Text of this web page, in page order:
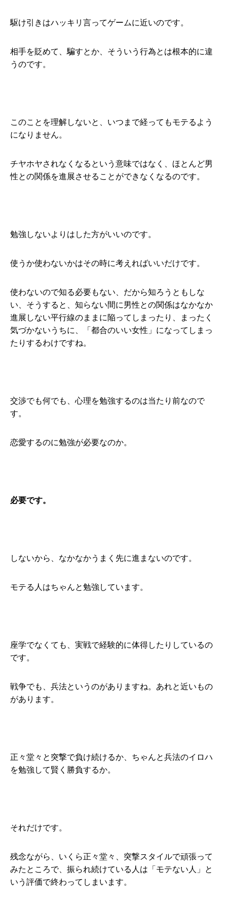
駆け引きはハッキリ言ってゲームに近いのです。
相手を貶めて、騙すとか、そういう行為とは根本的に違
うのです。
このことを理解しないと、いつまで経ってもモテるよう
になりません。
チヤホヤされなくなるという意味ではなく、ほとんど男
性との関係を進展させることができなくなるのです。
勉強しないよりはした方がいいのです。
使うか使わないかはその時に考えればいいだけです。
使わないので知る必要もない、だから知ろうともしな
い、そうすると、知らない間に男性との関係はなかなか
進展しない平行線のままに陥ってしまったり、まったく
気づかないうちに、「都合のいい女性」になってしまっ
たりするわけですね。
交渉でも何でも、心理を勉強するのは当たり前なので
す。
恋愛するのに勉強が必要なのか。
必要です。
しないから、なかなかうまく先に進まないのです。
モテる人はちゃんと勉強しています。
座学でなくても、実戦で経験的に体得したりしているの
です。
戦争でも、兵法というのがありますね。あれと近いもの
があります。
正々堂々と突撃で負け続けるか、ちゃんと兵法のイロハ
を勉強して賢く勝負するか。
それだけです。
残念ながら、いくら正々堂々、突撃スタイルで頑張って
みたところで、振られ続けている人は「モテない人」と
いう評価で終わってしまいます。